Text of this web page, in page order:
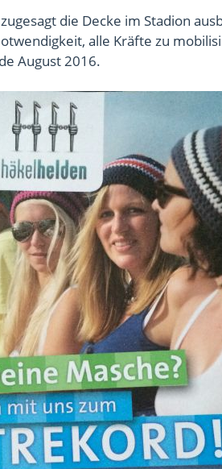
die Decke im Stadion
alle Kräfte zu
August 2016.